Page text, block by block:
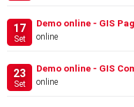
17
Set
Demo online - GIS
online
23
Set
Demo online - GIS
online